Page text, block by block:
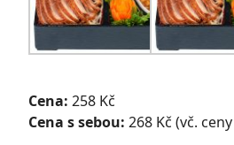
Cena: 258 Kč
Cena s sebou: 268 Kč (vč.